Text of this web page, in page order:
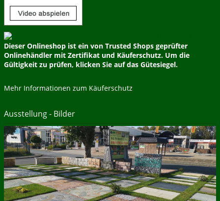
Dieser Onlineshop ist ein von Trusted Shops geprüfter
Onlinehändler mit Zertifikat und Käuferschutz. Um die
Gültigkeit zu prüfen, klicken Sie auf das Gütesiegel.
Mehr Informationen zum Käuferschutz
Ausstellung - Bilder